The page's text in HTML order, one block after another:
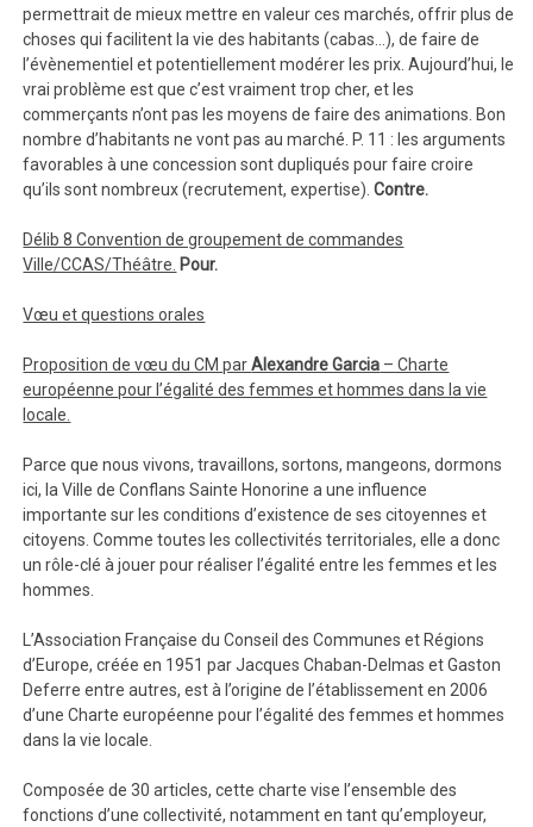
permettrait de mieux mettre en valeur ces marchés, offrir plus de
choses qui facilitent la vie des habitants (cabas…), de faire de
l’évènementiel et potentiellement modérer les prix. Aujourd’hui, le
vrai problème est que c’est vraiment trop cher, et les
commerçants n’ont pas les moyens de faire des animations. Bon
nombre d’habitants ne vont pas au marché. P. 11 : les arguments
favorables à une concession sont dupliqués pour faire croire
qu’ils sont nombreux (recrutement, expertise).Contre.
Délib 8 Convention de groupement de commandes
Ville/CCAS/Théâtre. Pour.
Vœu et questions orales
Proposition de vœu du CM parAlexandre Garcia – Charte
européenne pour l’égalité des femmes et hommes dans la vie
locale.
Parce que nous vivons, travaillons, sortons, mangeons, dormons
ici, la Ville de Conflans Sainte Honorine a une influence
importante sur les conditions d’existence de ses citoyennes et
citoyens. Comme toutes les collectivités territoriales, elle a donc
un rôle-clé à jouer pour réaliser l’égalité entre les femmes et les
hommes.
L’Association Française du Conseil des Communes et Régions
d’Europe, créée en 1951 par Jacques Chaban-Delmas et Gaston
Deferre entre autres, est à l’origine de l’établissement en 2006
d’une Charte européenne pour l’égalité des femmes et hommes
dans la vie locale.
Composée de 30 articles, cette charte vise l’ensemble des
fonctions d’une collectivité, notamment en tant qu’employeur,